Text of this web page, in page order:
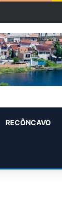
RECÔNCAVO